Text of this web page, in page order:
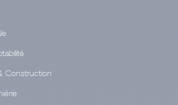
Construction